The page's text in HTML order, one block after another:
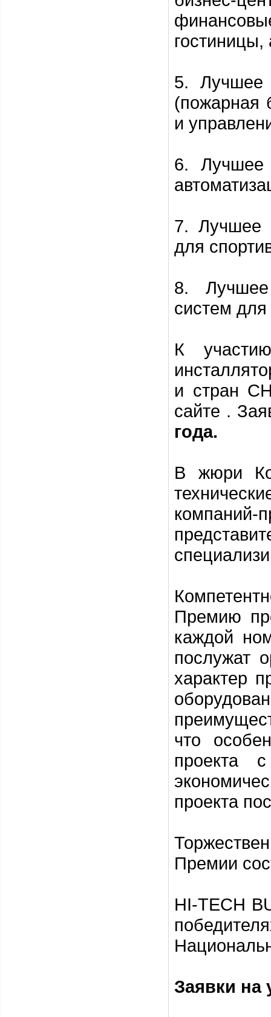
5. Лучшее
(пожарная
и
6. Лучшее
7. Лучшее
для
8. Лучшее
систем
К
и стран
сайте .
года.
В жюри
компаний-
Премию
каждой
послужат
характер
что
проекта
проекта
Премии
HI-TECH
Заявки на